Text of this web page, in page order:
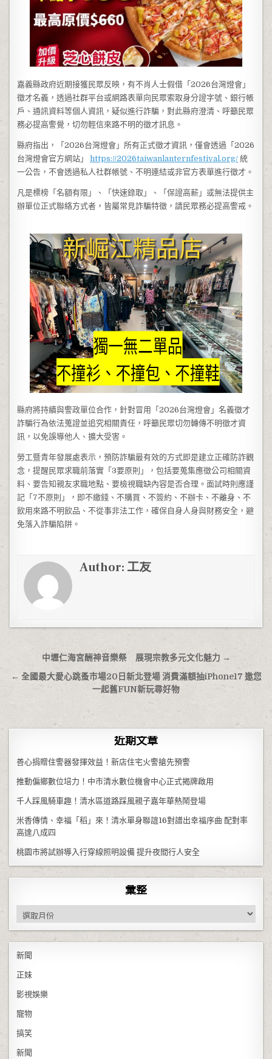
嘉義縣政府近期接獲民眾反映，有不肖人士假借「2026台灣燈會」
徵才名義，透過社群平台或網路表單向民眾索取身分證字號、銀行帳
戶、通訊資料等個人資訊，疑似進行詐騙，對此縣府澄清、呼籲民眾
務必提高警覺，切勿輕信來路不明的徵才訊息。
縣府指出，「2026台灣燈會」所有正式徵才資訊，僅會透過「2026
台灣燈會官方網站」https://2026taiwanlanternfestival.org/ 統
一公告，不會透過私人社群帳號、不明連結或非官方表單進行徵才。
凡是標榜「名額有限」、「快速錄取」、「保證高薪」或無法提供主
辦單位正式聯絡方式者，皆屬常見詐騙特徵，請民眾務必提高警戒。
縣府將持續與警政單位合作，針對冒用「2026台灣燈會」名義徵才
詐騙行為依法蒐證並追究相關責任，呼籲民眾切勿轉傳不明徵才資
訊，以免誤導他人、擴大受害。
勞工暨青年發展處表示，預防詐騙最有效的方式即是建立正確防詐觀
念，提醒民眾求職前落實「3要原則」，包括要蒐集應徵公司相關資
料、要告知親友求職地點、要檢視職缺內容是否合理。面試時則應謹
記「7不原則」，即不繳錢、不購買、不簽約、不辦卡、不離身、不
飲用來路不明飲品、不從事非法工作，確保自身人身與財務安全，避
免落入詐騙陷阱。
Author: 工友
文章導覽
中壢仁海宮酬神音樂祭 展現宗教多元文化魅力 →
← 全國最大愛心跳蚤市場20日新北登場 消費滿額抽iPhone17 邀您
一起舊FUN新玩尋好物
近期文章
善心捐贈住警器發揮效益！新店住宅火警搶先預警
推動偏鄉數位培力！中市清水數位機會中心正式揭牌啟用
千人踩風騎車趣！清水區道路踩風親子嘉年華熱鬧登場
米香傳情、幸福「稻」來！清水單身聯誼16對譜出幸福序曲 配對率
高達八成四
桃園市將試辦導入行穿線照明設備 提升夜間行人安全
彙整
彙整
新聞
正妹
影視娛樂
寵物
搞笑
新聞